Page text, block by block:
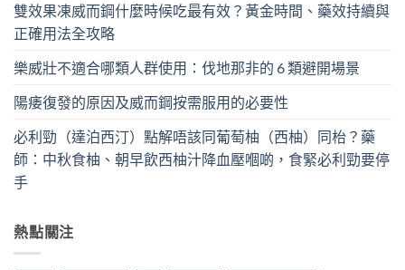
雙效果凍威而鋼什麼時候吃最有效？黃金時間、藥效持續與
正確用法全攻略
樂威壯不適合哪類人群使用：伐地那非的 6 類避開場景
陽痿復發的原因及威而鋼按需服用的必要性
必利勁（達泊西汀）點解唔該同葡萄柚（西柚）同枱？藥
師：中秋食柚、朝早飲西柚汁降血壓嗰啲，食緊必利勁要停
手
熱點關注